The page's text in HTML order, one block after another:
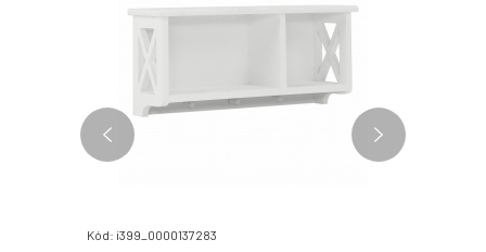
Kód: i399_0000137283